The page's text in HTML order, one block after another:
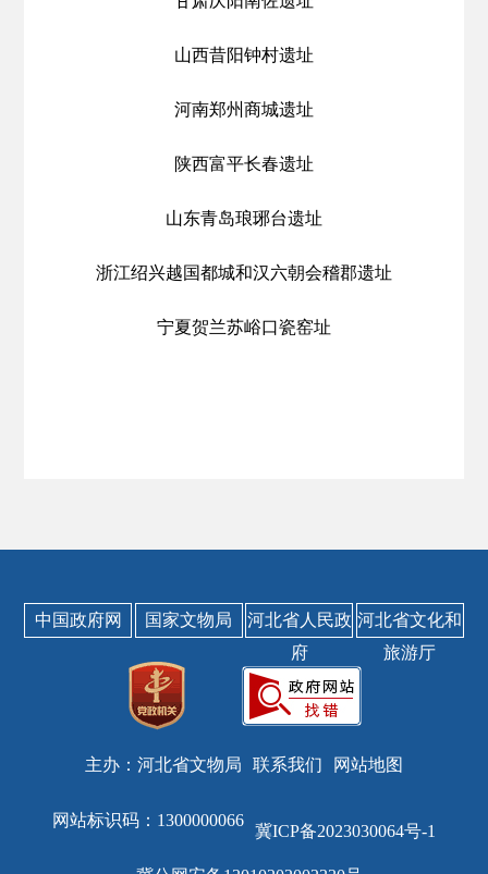
山西昔阳钟村遗址
河南郑州商城遗址
陕西富平长春遗址
山东青岛琅琊台遗址
浙江绍兴越国都城和汉六朝会稽郡遗址
宁夏贺兰苏峪口瓷窑址
中国政府网 国家文物局
河北省人民政
府
河北省文化和
旅游厅
主办：河北省文物局 联系我们 网站地图
网站标识码：1300000066
冀ICP备2023030064号-1